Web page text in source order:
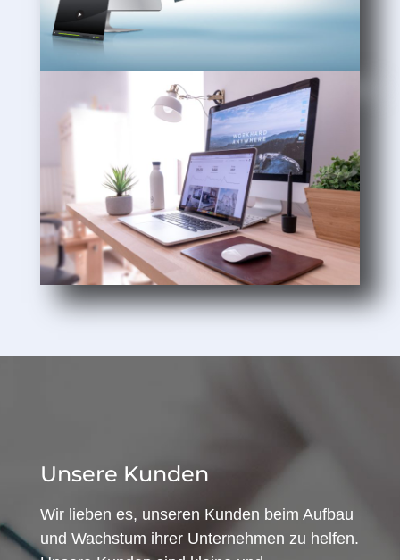
Unsere Kunden
Wir lieben es, unseren Kunden beim Aufbau
und Wachstum ihrer Unternehmen zu helfen.